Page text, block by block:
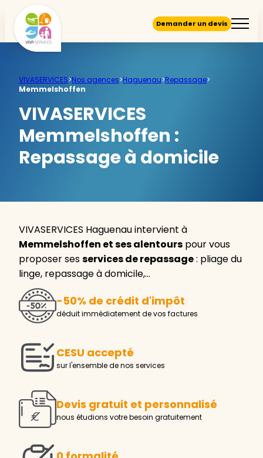
Demander un devis
VIVASERVICES>Nos agences>Haguenau>Repassage>
Memmelshoffen
VIVASERVICES
Memmelshoffen :
Repassage à domicile
VIVASERVICES Haguenau intervient à
Memmelshoffen et ses alentours pour vous
proposer sesservices de repassage: pliage du
linge, repassage à domicile,…
-50% de crédit d'impôt
déduit immédiatement de vos factures
CESU accepté
sur l'ensemble de nos services
Devis gratuit et personnalisé
nous étudions votre besoin gratuitement